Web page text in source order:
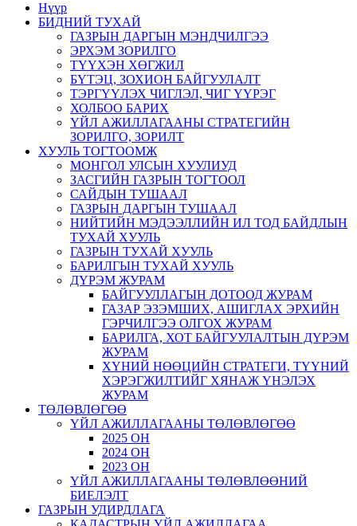
Нүүр
БИДНИЙ ТУХАЙ
ГАЗРЫН ДАРГЫН МЭНДЧИЛГЭЭ
ЭРХЭМ ЗОРИЛГО
ТҮҮХЭН ХӨГЖИЛ
БҮТЭЦ, ЗОХИОН БАЙГУУЛАЛТ
ТЭРГҮҮЛЭХ ЧИГЛЭЛ, ЧИГ ҮҮРЭГ
ХОЛБОО БАРИХ
ҮЙЛ АЖИЛЛАГААНЫ СТРАТЕГИЙН
ЗОРИЛГО, ЗОРИЛТ
ХУУЛЬ ТОГТООМЖ
МОНГОЛ УЛСЫН ХУУЛИУД
ЗАСГИЙН ГАЗРЫН ТОГТООЛ
САЙДЫН ТУШААЛ
ГАЗРЫН ДАРГЫН ТУШААЛ
НИЙТИЙН МЭДЭЭЛЛИЙН ИЛ ТОД БАЙДЛЫН
ТУХАЙ ХУУЛЬ
ГАЗРЫН ТУХАЙ ХУУЛЬ
БАРИЛГЫН ТУХАЙ ХУУЛЬ
ДҮРЭМ ЖУРАМ
БАЙГУУЛЛАГЫН ДОТООД ЖУРАМ
ГАЗАР ЭЗЭМШИХ, АШИГЛАХ ЭРХИЙН
ГЭРЧИЛГЭЭ ОЛГОХ ЖУРАМ
БАРИЛГА, ХОТ БАЙГУУЛАЛТЫН ДҮРЭМ
ЖУРАМ
ХҮНИЙ НӨӨЦИЙН СТРАТЕГИ, ТҮҮНИЙ
ХЭРЭГЖИЛТИЙГ ХЯНАЖ ҮНЭЛЭХ
ЖУРАМ
ТӨЛӨВЛӨГӨӨ
ҮЙЛ АЖИЛЛАГААНЫ ТӨЛӨВЛӨГӨӨ
2025 ОН
2024 ОН
2023 ОН
ҮЙЛ АЖИЛЛАГААНЫ ТӨЛӨВЛӨӨНИЙ
БИЕЛЭЛТ
ГАЗРЫН УДИРДЛАГА